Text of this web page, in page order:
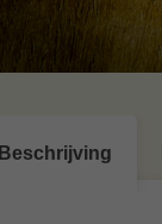
Beschrijving